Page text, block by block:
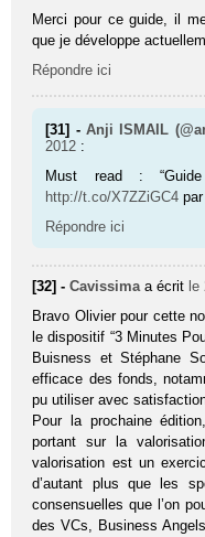
Merci pour ce guide, il
que je développe
Répondre ici
[31] -Anji ISMAIL
2012 :
Must read :
http://t.co/X7ZZiGC4
Répondre ici
[32] -Cavissima a écrit le
Bravo Olivier pour cette
le dispositif “3 Minutes
Buisness et Stéphane
efficace des fonds,
pu utiliser avec
Pour la prochaine
portant sur la
valorisation est un
d’autant plus que les
consensuelles que l’on
des VCs, Business